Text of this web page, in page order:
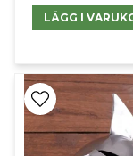
LÄGG I